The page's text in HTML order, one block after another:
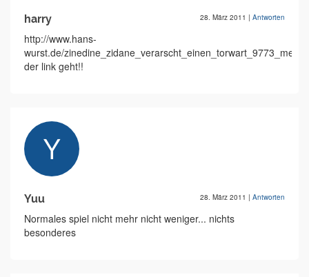
harry 28. März 2011 | Antworten
http://www.hans-
wurst.de/
der link geht!!
Yuu 28. März 2011 | Antworten
Normales spiel nicht mehr nicht weniger... nichts
besonderes